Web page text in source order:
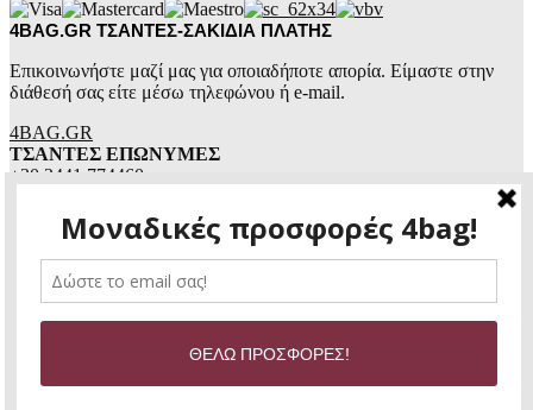
4BAG.GR ΤΣΑΝΤΕΣ-ΣΑΚΙΔΙΑ ΠΛΑΤΗΣ
Επικοινωνήστε μαζί μας για οποιαδήποτε απορία. Είμαστε στην
διάθεσή σας είτε μέσω τηλεφώνου ή e-mail.
4BAG.GR
ΤΣΑΝΤΕΣ ΕΠΩΝΥΜΕΣ
+30 2441 774460
4bag.gr@gmail.com
Ώρες επικοινωνίας:
Δευτέρα – Παρασκευή:
8:30πμ – 14:30μμ &
4BAG.GR | WEB DESIGN |